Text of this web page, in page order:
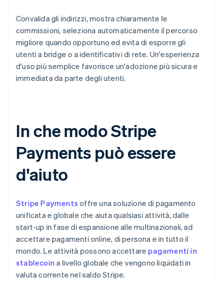
Convalida gli indirizzi, mostra chiaramente le
commissioni, seleziona automaticamente il percorso
migliore quando opportuno ed evita di esporre gli
utenti a bridge o a identificativi di rete. Un'esperienza
d'uso più semplice favorisce un'adozione più sicura e
immediata da parte degli utenti.
In che modo Stripe
Payments può essere
d'aiuto
Stripe Payments offre una soluzione di pagamento
unificata e globale che aiuta qualsiasi attività, dalle
start-up in fase di espansione alle multinazionali, ad
accettare pagamenti online, di persona e in tutto il
mondo. Le attività possono accettare pagamenti in
stablecoin a livello globale che vengono liquidati in
valuta corrente nel saldo Stripe.